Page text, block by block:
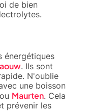
de bien
énergétiques
. Ils sont
N'oublie
une boisson
ou Maurten. Cela
prévenir les